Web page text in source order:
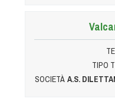
TIPO
SOCIETÀ A.S.